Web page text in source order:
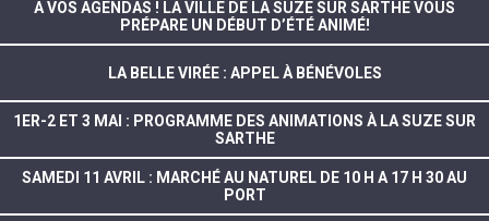
A VOS AGENDAS ! LA VILLE DE LA SUZE SUR SARTHE VOUS
PRÉPARE UN DÉBUT D’ÉTÉ ANIMÉ!
LA BELLE VIRÉE : APPEL À BÉNÉVOLES
1ER-2 ET 3 MAI : PROGRAMME DES ANIMATIONS À LA SUZE SUR
SARTHE
SAMEDI 11 AVRIL : MARCHÉ AU NATUREL DE 10 H A 17 H 30 AU
PORT